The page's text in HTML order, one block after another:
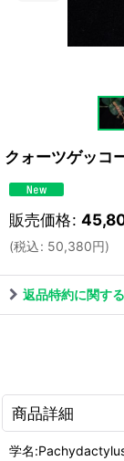
クォーツゲッコ
販売価格:
(税込: 50,380円)
返品特約に関す
商品詳細
学名